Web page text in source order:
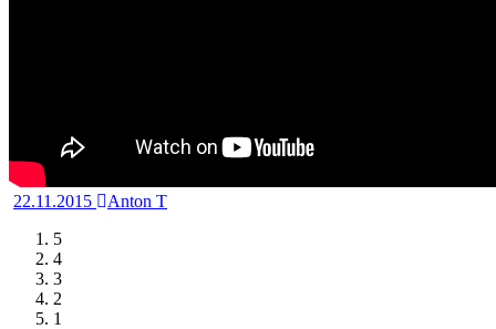
22.11.2015
Anton T
5
4
3
2
1